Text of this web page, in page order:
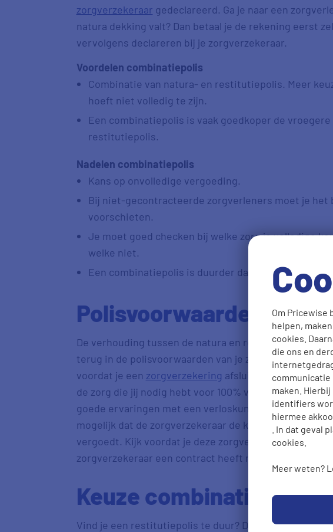
Om Pricewise
helpen,
cookies.
die ons en
maken.
identifiers
hiermee
. In dat geval
cookies.
Meer weten?
zorgverzekeraar gedeclareerd. Ga je naar een
natura dekking valt? Dan betaal je de rekening eerst
vervolgens declareren bij je zorgverzekeraar.
Voordelen combinatiepolis
Combinatie van natura- en restitutiepolis. Meer
hoeft niet volledig te zijn.
Een combinatiepolis is vaak goedkoper de
restitutiepolis.
Nadelen combinatiepolis
Kans op onvolledige vergoeding.
Bij niet-gecontracteerde zorgverleners moet je het
voorschieten.
Je moet goed checken bij welke zorg je volledige
welke niet.
Een combinatiepolis is duurder dan een naturapolis.
Polisvoorwaarden
De verhouding tussen de natura en restitutie in de
terug in de polisvoorwaarden van je zorgverzekering.
voordat je een zorgverzekering afsluit, eerst te kijken
de zorg die jij nodig hebt voor 100% vergoedt. Stel, je
goede ervaringen met een verloskundige. Met een
mogelijk dat de zorgverzekeraar de kosten van deze
vergoedt. Kijk voordat je deze zorgverzekering afsluit
zorgverzekeraar een contract heeft met de
Keuze combinatiepolis
Vind je een restitutiepolis te duur? Dan is een